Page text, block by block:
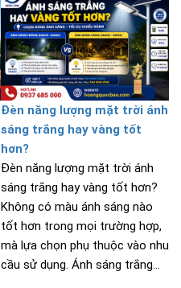
Đèn năng lượng mặt trời ánh
sáng trắng hay vàng tốt
hơn?
Đèn năng lượng mặt trời ánh
sáng trắng hay vàng tốt hơn?
Không có màu ánh sáng nào
tốt hơn trong mọi trường hợp,
mà lựa chọn phụ thuộc vào nhu
cầu sử dụng. Ánh sáng trắng...